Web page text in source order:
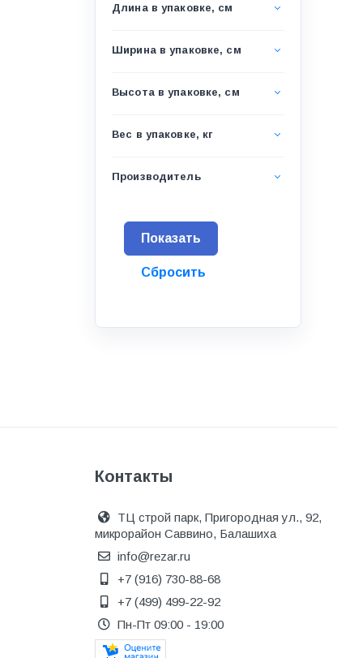
комплектующие
Дренажные системы
регулирующая
Инженерная сантехника
инструменты
КИП и автоматика
Клей монтажный
Коллекторы и шкафы
Компоненты оптической
системы
Косметика и уход
Длина в упаковке, см
Ширина в упаковке, см
Высота в упаковке, см
Вес в упаковке, кг
Производитель
Контакты
ТЦ строй парк, Пригородная ул., 92,
микрорайон Саввино, Балашиха
info@rezar.ru
+7 (916) 730-88-68
+7 (499) 499-22-92
Пн-Пт 09:00 - 19:00